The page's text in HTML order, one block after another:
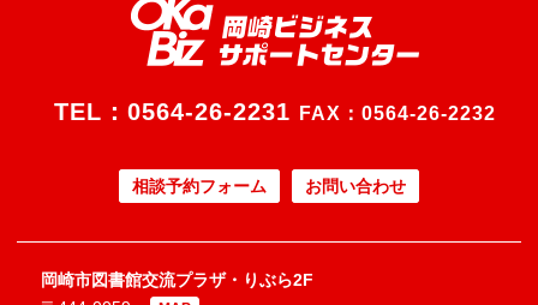
TEL： 0564-26-2231 FAX：0564-26-2232
相談予約フォーム お問い合わせ
岡崎市図書館交流プラザ・りぶら2F